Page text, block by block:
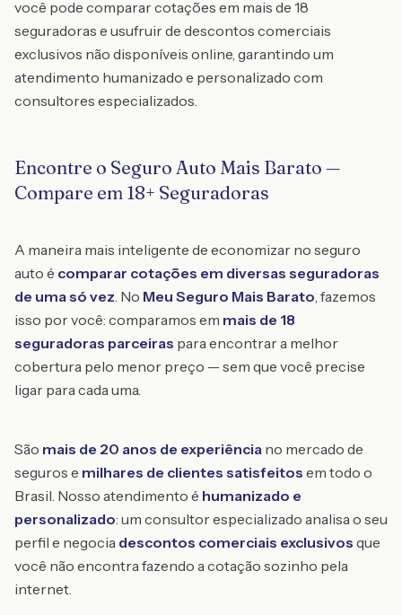
você pode comparar cotações em mais de 18
seguradoras e usufruir de descontos comerciais
exclusivos não disponíveis online, garantindo um
atendimento humanizado e personalizado com
consultores especializados.
Encontre o Seguro Auto Mais Barato —
Compare em 18+ Seguradoras
A maneira mais inteligente de economizar no seguro
auto é comparar cotações em diversas seguradoras
de uma só vez. No Meu Seguro Mais Barato, fazemos
isso por você: comparamos em mais de 18
seguradoras parceiras para encontrar a melhor
cobertura pelo menor preço — sem que você precise
ligar para cada uma.
São mais de 20 anos de experiência no mercado de
seguros e milhares de clientes satisfeitos em todo o
Brasil. Nosso atendimento é humanizado e
personalizado: um consultor especializado analisa o seu
perfil e negocia descontos comerciais exclusivos que
você não encontra fazendo a cotação sozinho pela
internet.